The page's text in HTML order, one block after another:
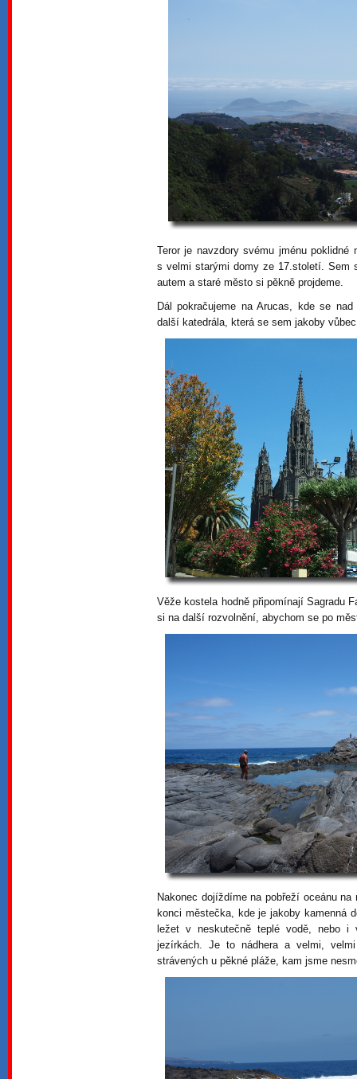
Teror je navzdory svému jménu
s velmi starými domy ze 17.století. Sem
autem a staré město si pěkně projdeme.
Dál pokračujeme na Arucas, kde se
další katedrála, která se sem jakoby
Věže kostela hodně připomínají Sagradu
si na další rozvolnění, abychom se po
Nakonec dojíždíme na pobřeží oceánu
konci městečka, kde je jakoby kamenná
ležet v neskutečně teplé vodě, nebo
jezírkách. Je to nádhera a velmi,
strávených u pěkné pláže, kam jsme